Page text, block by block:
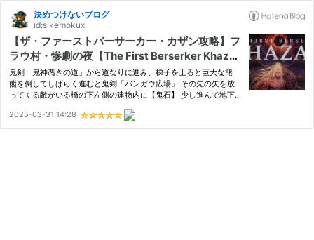
決めつけないブログ
id:sikemokux
【ザ・ファーストバーサーカー・カザン攻略】フ
ラウ村・惨劇の夜【The First Berserker Khaza
n】
鬼剣「鬼神憑きの道」から道なりに進み、梯子を上ると巨大な熊
熊を倒してしばらく進むと鬼剣「バンガウ広場」 その先の矢を放
ってくる敵がいる橋の下左側の建物内に【鬼石】 少し進んで地下
【鬼石】 その広場の壺を壊すと【壺の精霊】 目の前の建物内に宝
箱 …
2025-03-31 14:28